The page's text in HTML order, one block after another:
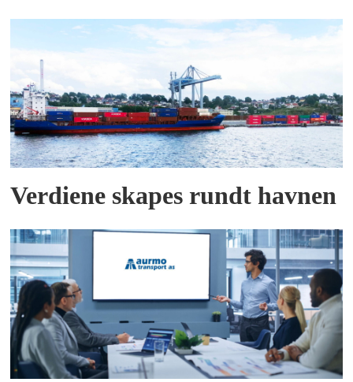
Verdiene skapes rundt havnen